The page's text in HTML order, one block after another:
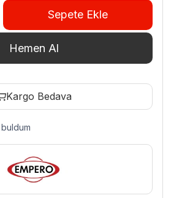
Sepete Ekle
Hemen Al
Kargo Bedava